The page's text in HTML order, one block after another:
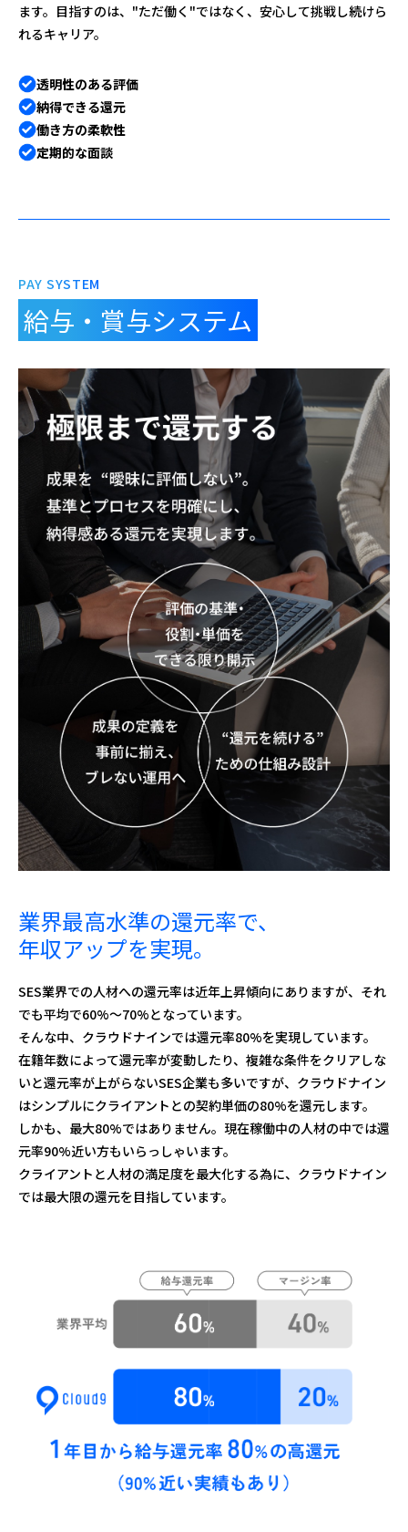
ます。目指すのは、"ただ働く"ではなく、安心して挑戦し続けら
れるキャリア。
透明性のある評価
納得できる還元
働き方の柔軟性
定期的な面談
PAY SYSTEM
給与・賞与システム
業界最高水準の還元率で、
年収アップを実現。
SES業界での人材への還元率は近年上昇傾向にありますが、それ
でも平均で60%〜70%となっています。
そんな中、クラウドナインでは還元率80%を実現しています。
在籍年数によって還元率が変動したり、複雑な条件をクリアしな
いと還元率が上がらないSES企業も多いですが、クラウドナイン
はシンプルにクライアントとの契約単価の80%を還元します。
しかも、最大80%ではありません。現在稼働中の人材の中では還
元率90%近い方もいらっしゃいます。
クライアントと人材の満足度を最大化する為に、クラウドナイン
では最大限の還元を目指しています。